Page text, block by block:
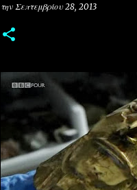
YOUTUBE
την Σεπτεμβρίου 28, 2013